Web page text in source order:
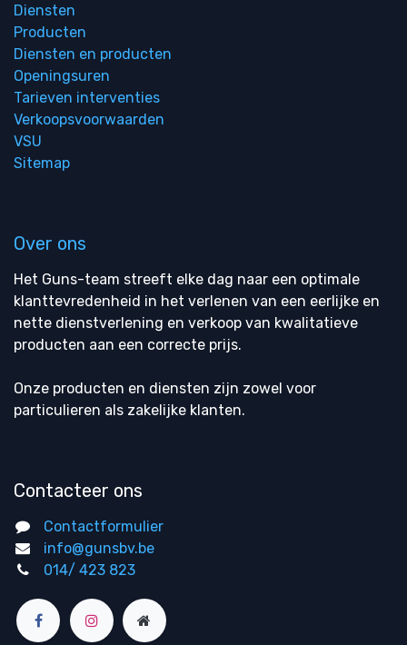
Diensten
Producten
Diensten en producten
Openingsuren
Tarieven interventies
Verkoopsvoorwaarden
VSU
Sitemap
Over ons
Het Guns-team streeft elke dag naar een optimale
klanttevredenheid in het verlenen van een eerlijke en
nette dienstverlening en verkoop van kwalitatieve
producten aan een correcte prijs.
Onze producten en diensten zijn zowel voor
particulieren als zakelijke klanten.
Contacteer ons
Contactformulier
info@gunsbv.be
014/ 423 823